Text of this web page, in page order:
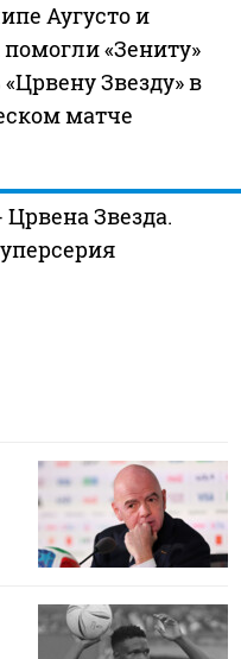
Аугусто и
«Зениту»
Звезду» в
матче
Црвена Звезда.